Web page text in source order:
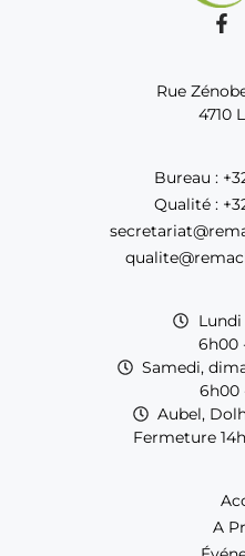
Rue
4710
Bureau :
Qualité :
6h00
Samedi,
6h00
Aubel,
Fermeture
A